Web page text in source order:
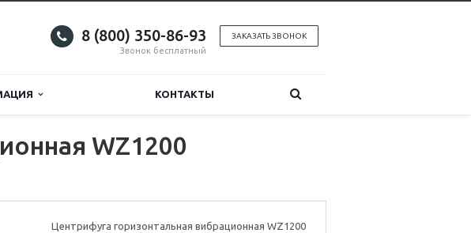
ЗАКАЗАТЬ ЗВОНОК
8 (800) 350-86-93
Звонок бесплатный
КОНТАКТЫ
WZ1200
Центрифуга горизонтальная вибрационная WZ1200